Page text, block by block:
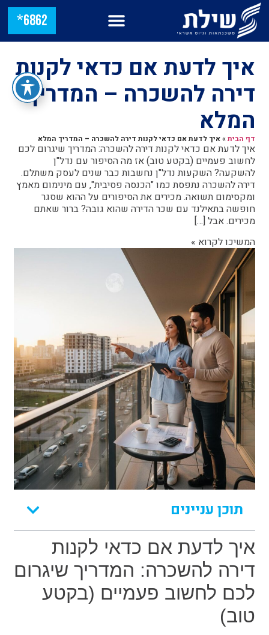
6862*
איך לדעת אם כדאי לקנות
דירה להשכרה – המדריך
המלא
דף הבית»איך לדעת אם כדאי לקנות דירה להשכרה – המדריך המלא
איך לדעת אם כדאי לקנות דירה להשכרה: המדריך שיגרום לכם
לחשוב פעמיים (בקטע טוב) אז מה הסיפור עם נדל"ן
להשקעה? השקעות נדל"ן נחשבות כבר שנים לעסק משתלם.
דירה להשכרה נתפסת כמו "הכנסה פסיבית", עם מינימום מאמץ
ומקסימום תשואה. מכירים את הסיפורים על ההוא שסגר
חופשה בתאילנד עם שכר הדירה שהוא גובה? ברור שאתם
מכירים. אבל […]
המשיכו לקרוא »
תוכן עניינים
איך לדעת אם כדאי לקנות
דירה להשכרה: המדריך שיגרום
לכם לחשוב פעמיים (בקטע
טוב)